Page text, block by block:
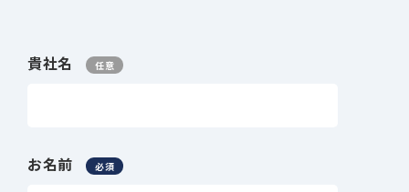
貴社名 任意
お名前 必須